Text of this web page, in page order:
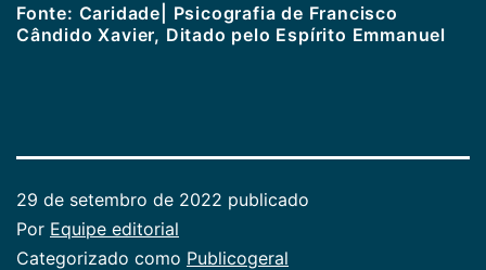
Fonte: Caridade| Psicografia de Francisco
Cândido Xavier, Ditado pelo Espírito Emmanuel
29 de setembro de 2022 publicado
Por Equipe editorial
Categorizado como Publicogeral